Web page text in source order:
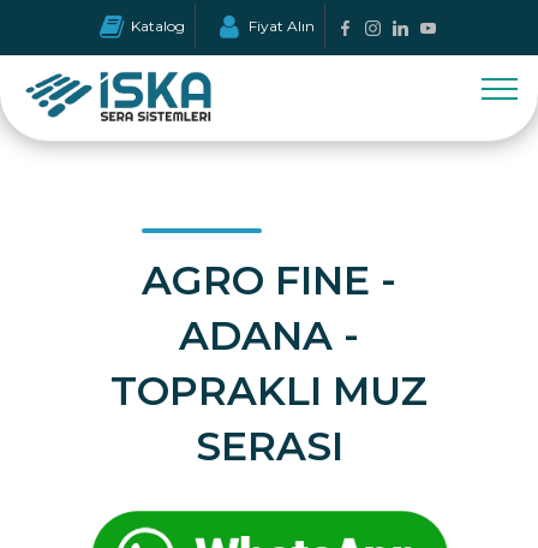
Katalog Fiyat Alın
AGRO FINE -
ADANA -
TOPRAKLI MUZ
SERASI